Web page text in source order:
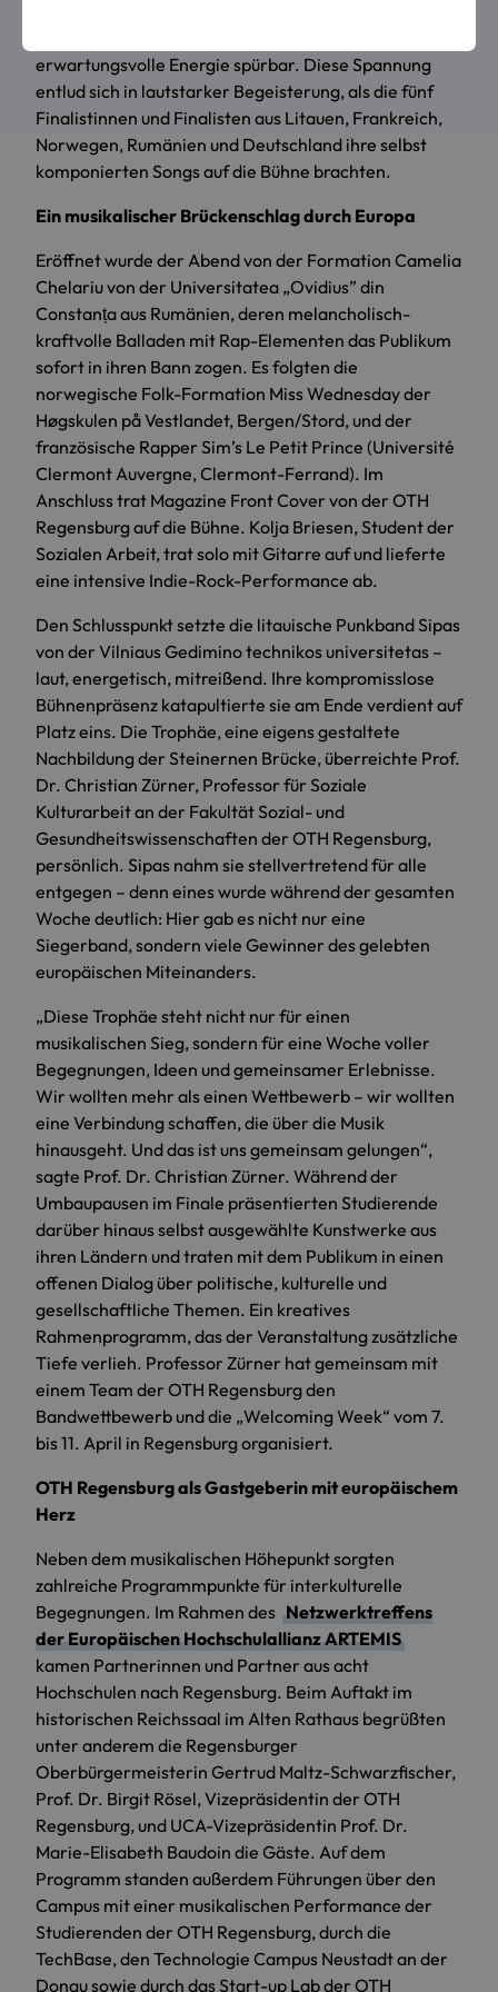
erwartungsvolle Energie spürbar. Diese Spannung
entlud sich in lautstarker Begeisterung, als die fünf
Finalistinnen und Finalisten aus Litauen, Frankreich,
Norwegen, Rumänien und Deutschland ihre selbst
komponierten Songs auf die Bühne brachten.
Ein musikalischer Brückenschlag durch Europa
Eröffnet wurde der Abend von der Formation Camelia
Chelariu von der Universitatea „Ovidius” din
Constanța aus Rumänien, deren melancholisch-
kraftvolle Balladen mit Rap-Elementen das Publikum
sofort in ihren Bann zogen. Es folgten die
norwegische Folk-Formation Miss Wednesday der
Høgskulen på Vestlandet, Bergen/Stord, und der
französische Rapper Sim’s Le Petit Prince (Université
Clermont Auvergne, Clermont-Ferrand). Im
Anschluss trat Magazine Front Cover von der OTH
Regensburg auf die Bühne. Kolja Briesen, Student der
Sozialen Arbeit, trat solo mit Gitarre auf und lieferte
eine intensive Indie-Rock-Performance ab.
Den Schlusspunkt setzte die litauische Punkband Sipas
von der Vilniaus Gedimino technikos universitetas –
laut, energetisch, mitreißend. Ihre kompromisslose
Bühnenpräsenz katapultierte sie am Ende verdient auf
Platz eins. Die Trophäe, eine eigens gestaltete
Nachbildung der Steinernen Brücke, überreichte Prof.
Dr. Christian Zürner, Professor für Soziale
Kulturarbeit an der Fakultät Sozial- und
Gesundheitswissenschaften der OTH Regensburg,
persönlich. Sipas nahm sie stellvertretend für alle
entgegen – denn eines wurde während der gesamten
Woche deutlich: Hier gab es nicht nur eine
Siegerband, sondern viele Gewinner des gelebten
europäischen Miteinanders.
„Diese Trophäe steht nicht nur für einen
musikalischen Sieg, sondern für eine Woche voller
Begegnungen, Ideen und gemeinsamer Erlebnisse.
Wir wollten mehr als einen Wettbewerb – wir wollten
eine Verbindung schaffen, die über die Musik
hinausgeht. Und das ist uns gemeinsam gelungen“,
sagte Prof. Dr. Christian Zürner. Während der
Umbaupausen im Finale präsentierten Studierende
darüber hinaus selbst ausgewählte Kunstwerke aus
ihren Ländern und traten mit dem Publikum in einen
offenen Dialog über politische, kulturelle und
gesellschaftliche Themen. Ein kreatives
Rahmenprogramm, das der Veranstaltung zusätzliche
Tiefe verlieh. Professor Zürner hat gemeinsam mit
einem Team der OTH Regensburg den
Bandwettbewerb und die „Welcoming Week“ vom 7.
bis 11. April in Regensburg organisiert.
OTH Regensburg als Gastgeberin mit europäischem
Herz
Neben dem musikalischen Höhepunkt sorgten
zahlreiche Programmpunkte für interkulturelle
Begegnungen. Im Rahmen des Netzwerktreffens
der Europäischen Hochschulallianz ARTEMIS
kamen Partnerinnen und Partner aus acht
Hochschulen nach Regensburg. Beim Auftakt im
historischen Reichssaal im Alten Rathaus begrüßten
unter anderem die Regensburger
Oberbürgermeisterin Gertrud Maltz-Schwarzfischer,
Prof. Dr. Birgit Rösel, Vizepräsidentin der OTH
Regensburg, und UCA-Vizepräsidentin Prof. Dr.
Marie-Elisabeth Baudoin die Gäste. Auf dem
Programm standen außerdem Führungen über den
Campus mit einer musikalischen Performance der
Studierenden der OTH Regensburg, durch die
TechBase, den Technologie Campus Neustadt an der
Donau sowie durch das Start-up Lab der OTH